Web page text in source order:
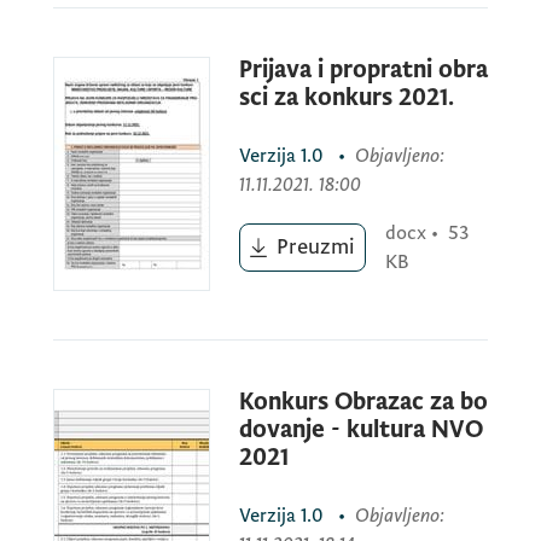
za finansiranje projekata/programa
nevladinih organizacija
u oblastima umjetnosti i kulture
Pozivaju se nevladine organizacije koje imaju
prijave projekte/programe u oblastima
umjetnosti i kulture, kojima mogu doprinijeti
realizaciji ciljeva i prioriteta utvrđenih
Zakonom o kulturi i Programom razvoja
kulture Crne Gore 2016–2020, kao i
Prijava i propratni obra
sci za konkurs 2021.
Verzija 1.0 • Objavljeno:
11.11.2021. 18:00
Preuzmi
docx • 53
KB
Konkurs Obrazac za bo
dovanje - kultura NVO
2021
Verzija 1.0 • Objavljeno: